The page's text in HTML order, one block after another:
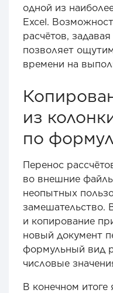
одной из
Excel.
расчётов,
позволяет
времени на
из
по
Перенос
во внешние
неопытных
замешательство.
и копирование
новый документ
формульный вид
числовые
В конечном